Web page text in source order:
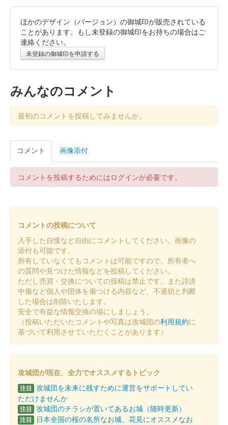
上田城 御城印 令和8年新春版
販売終了
上田城 御城印 令和7年冬版
販売終了
上田城 御城印
上田城 御城印 令和7年 切り絵秋版 第2版
変更されている。
上田城 御城印 令和7年 切り絵秋版 第1版
販売終了
上田城 御城印 令和7年秋版
上田城 御城印 夏限定特別紙版
販売終了
ほかのデザイン（バージョン）の御城印が販売されている
ことがあります。もし未登録の御城印をお持ちの場合はご
連絡ください。
未登録の御城印を申請する
みんなのコメント
最初のコメントを投稿してみませんか。
コメント 画像添付
コメントを投稿するためにはログインが必要です。
コメントの投稿について
入手した自慢など自由にコメントしてください。画像の
添付も可能です。
所有していなくてもコメントは可能ですので、所有者へ
の質問や見つけた情報などを投稿してください。
ただし売買・交換についての投稿は禁止です。また誹謗
中傷など個人や団体を傷つける内容など、不適切と判断
した場合は削除いたします。
安全で有益な情報交換の場にしましょう。
（投稿いただいたコメントや写真は攻城団の利用規約に
基づいて利用させていただくことがあります）
攻城団が現在、全力でオススメするトピック
注目 攻城団を未来に残すために運営をサポートしてい
ただけませんか
注目 攻城団のチラシが置いてあるお城（随時更新）
注目
日本全国の桜の名所なお城、花見にオススメなお